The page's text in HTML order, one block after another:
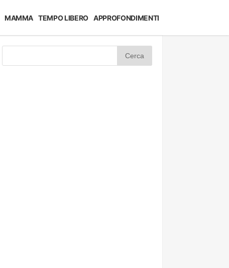
MAMMA TEMPO LIBERO APPROFONDIMENTI